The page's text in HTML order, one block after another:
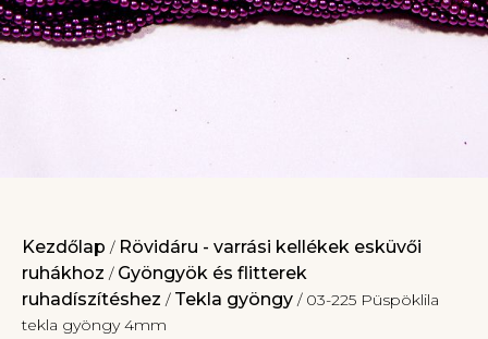
Kezdőlap / Rövidáru - varrási kellékek esküvői
ruhákhoz / Gyöngyök és flitterek
ruhadíszítéshez / Tekla gyöngy / 03-225 Püspöklila
tekla gyöngy 4mm